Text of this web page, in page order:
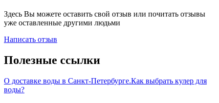
Здесь Вы можете оставить свой отзыв или почитать отзывы
уже оставленные другими людьми
Написать отзыв
Полезные ссылки
О доставке воды в Санкт-Петербурге.Как выбрать кулер для
воды?